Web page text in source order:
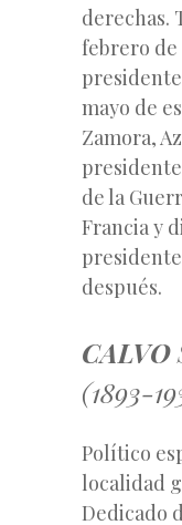
derechas.
febrero de
mayo de
Zamora,
de la
Francia y
después.
CALVO
(1893-
Político
localidad
Dedicado